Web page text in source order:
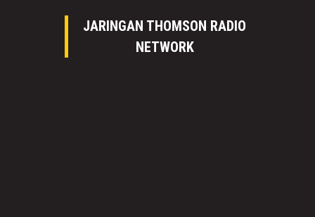
JARINGAN THOMSON RADIO
NETWORK